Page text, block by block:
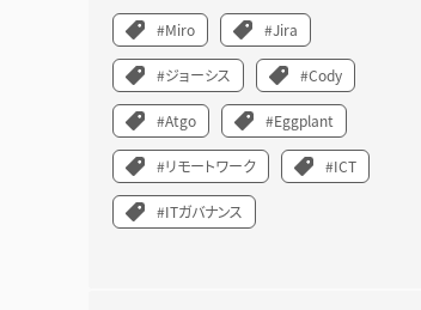
#Miro #Jira
#ジョーシス #Cody
#Atgo #Eggplant
#リモートワーク #ICT
#ITガバナンス